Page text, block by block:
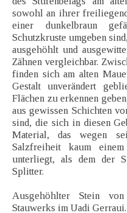
sowohl an ihrer
einer dunkelbraun
Schutzkruste umgeben
ausgehöhlt und
Zähnen vergleichbar.
finden sich am alten
Gestalt unverändert
Flächen zu erkennen
aus gewissen Schichten
sind, die sich in diesen
Material, das wegen
Salzfreiheit kaum einem
unterliegt, als dem der
Splitter.
Ausgehöhlter Stein
Stauwerks im Uadi Gerraui.